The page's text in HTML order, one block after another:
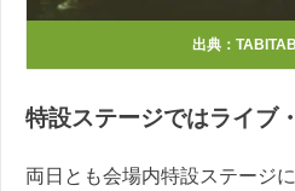
出典：
特設ステージではライブ
両日とも会場内特設ステージ